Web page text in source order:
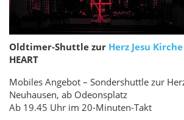
Oldtimer-Shuttle zur Herz Jesu Kirche
HEART
Mobiles Angebot – Sondershuttle zur
Neuhausen, ab Odeonsplatz
Ab 19.45 Uhr im 20-Minuten-Takt